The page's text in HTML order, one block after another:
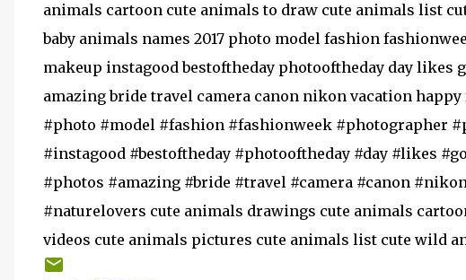
animals cartoon cute animals to draw cute animals list
baby animals names 2017 photo model fashion
makeup instagood bestoftheday photooftheday day likes
amazing bride travel camera canon nikon vacation
#photo #model #fashion #fashionweek #photographer
#instagood #bestoftheday #photooftheday #day #likes
#photos #amazing #bride #travel #camera #canon
#naturelovers cute animals drawings cute animals
videos cute animals pictures cute animals list cute wild